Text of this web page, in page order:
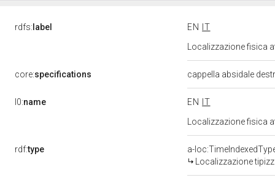
rdfs: label EN
IT
Localizzazione fisica
core:specifications cappella absidale
l0:name EN
IT
Localizzazione fisica
rdf:type
a-
Localizzazione